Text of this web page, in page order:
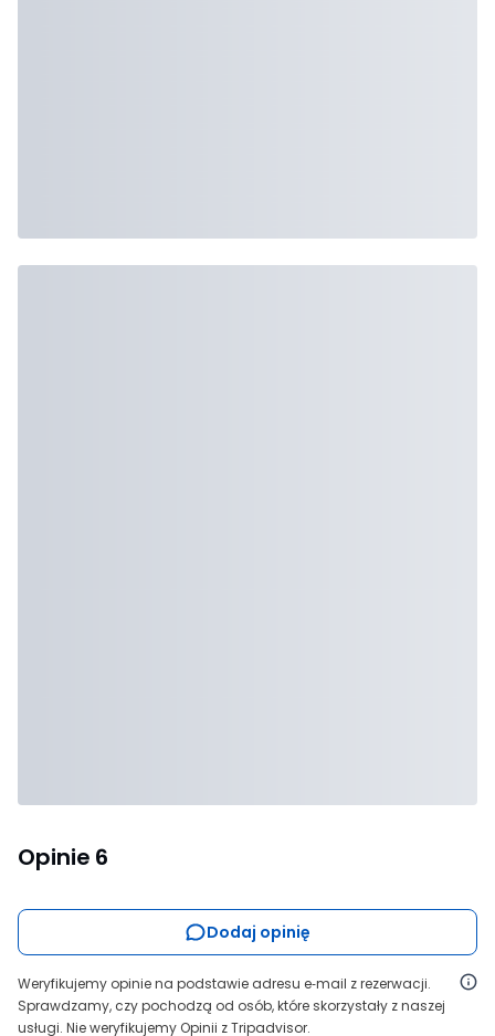
Opinie 6
Dodaj opinię
Weryfikujemy opinie na podstawie adresu e‑mail z rezerwacji.
Sprawdzamy, czy pochodzą od osób, które skorzystały z naszej
usługi. Nie weryfikujemy Opinii z Tripadvisor.